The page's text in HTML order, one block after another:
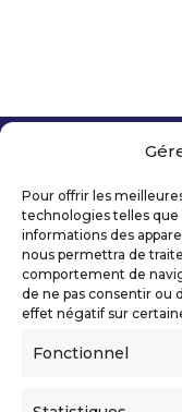
Pour offrir les
technologies telles que
informations des
nous permettra de
comportement de
de ne pas consentir ou
effet négatif sur
Fonctionnel
Mentions
Politique de
Déclaration
Ils nous